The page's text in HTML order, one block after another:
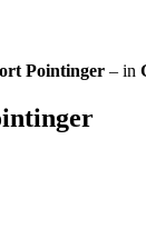
Pointinger – in